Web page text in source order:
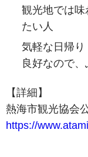
観光地では味
たい人
気軽な日帰
良好なので
【詳細】
熱海市観光協会
https://